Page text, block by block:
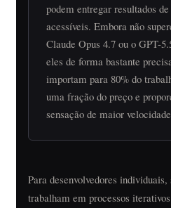
podem entregar resultados
acessíveis. Embora não
Claude Opus 4.7 ou o GPT-
eles de forma bastante
importam para 80% do
uma fração do preço e
sensação de maior
Para desenvolvedores
trabalham em processos